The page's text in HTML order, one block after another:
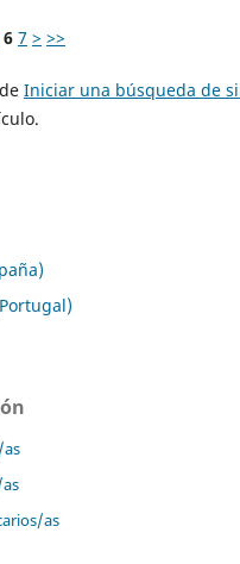
6 7 > >>
Iniciar una búsqueda de
as
as